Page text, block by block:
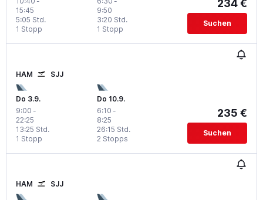
15:45
1 Stopp
5:05 Std.
9:50
1 Stopp
3:20 Std.
234 €
Suchen
HAM SJJ
Do 3.9.
9:00 -
22:25
1 Stopp
13:25 Std.
Do 10.9.
6:10 -
8:25
2 Stopps
26:15 Std.
235 €
Suchen
HAM SJJ